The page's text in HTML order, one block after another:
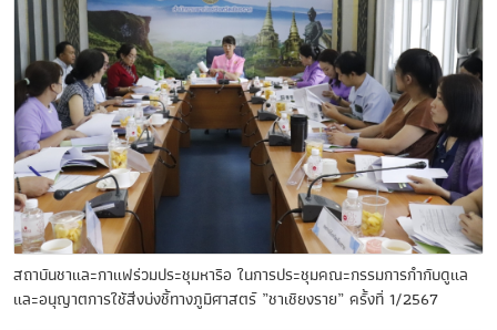
สถาบันชาและกาแฟร่วมประชุมหารือ ในการประชุมคณะกรรมการกำกับดูแล
และอนุญาตการใช้สิ่งบ่งชี้ทางภูมิศาสตร์ ”ชาเชียงราย” ครั้งที่ 1/2567